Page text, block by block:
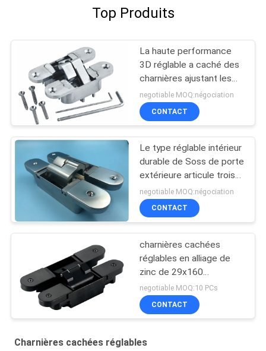
Top Produits
La haute performance
3D réglable a caché des
charnières ajustant les
charnières cachées
negotiable MOQ:négociation
CONTACT
Le type réglable intérieur
durable de Soss de porte
extérieure articule trois
Demension
negotiable MOQ:négociation
CONTACT
charnières cachées
réglables en alliage de
zinc de 29x160
millimètre pour la porte
en bois en métal
negotiable MOQ:10 PCs
CONTACT
Charnières cachées réglables